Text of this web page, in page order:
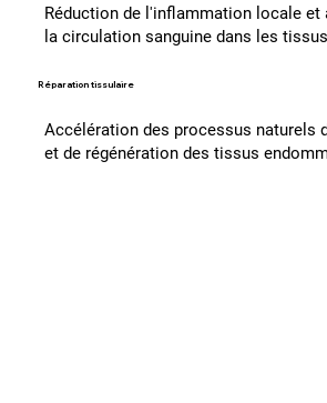
Réduction de l'inflammation locale et
la circulation sanguine dans les
Réparation tissulaire
Accélération des processus naturels
et de régénération des tissus